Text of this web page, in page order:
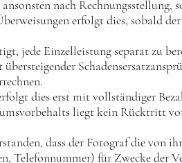
nach
erfolgt dies, sobald
jede Einzelleistung separat zu
dies erst mit vollständiger
liegt kein Rücktritt
dass der Fotograf die von
Telefonnummer) für Zwecke der